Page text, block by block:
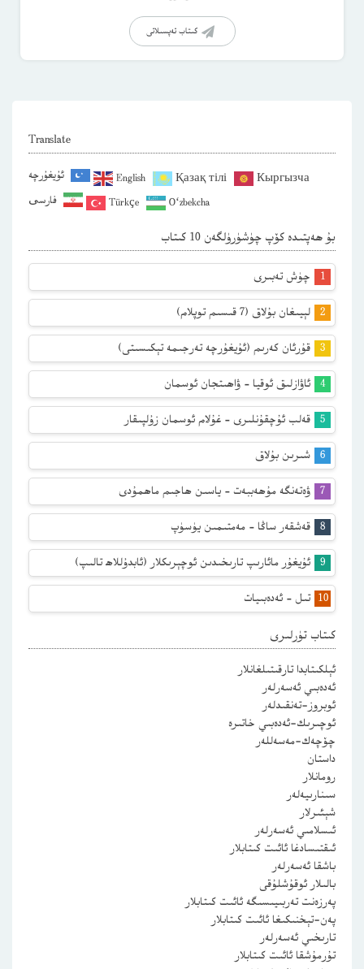
كىتاب تەپسىلاتى
Translate
ئۇيغۇرچە English Қазақ тілі
Кыргызча
فارسی
Türkçe O‘zbekcha
بۇ ھەپتىدە كۆپ چۈشۈرۈلگەن 10 كىتاب
چۈش تەبىرى
لېيىغان بۇلاق (7 قىسىم توپلام)
قۇرئان كەرىم (ئۇيغۇرچە تەرجىمە تېكىسىتى)
ئاۋازلىق ئوقيا – ۋاھىتجان ئوسمان
قەلب ئۇچقۇنلىرى – غۇلام ئوسمان زۇلپىقار
شىرىن بۇلاق
ۋەتەنگە مۇھەببەت – ياسىن ھاجىم ماھمۇدى
قەشقەر ساڭا – مەمتىمىن يۈسۈپ
ئۇيغۇر مائارىپ تارىخىدىن ئوچېرىكلار (ئابدۇللاھ تالىپ)
تىل – ئەدەبىيات
كىتاب تۈرلىرى
ئېلكىتابدا تارقىتىلغانلار
ئەدەبىي ئەسەرلەر
ئوبروز-تەنقىدلەر
ئوچىرىك-ئەدەبىي خاتىرە
چۆچەك-مەسەللەر
داستان
رومانلار
سىنارىيەلەر
شېئىرلار
ئىسلامىي ئەسەرلەر
ئىقتىسادغا ئائىت كىتابلار
باشقا ئەسەرلەر
بالىلار ئوقۇشلۇقى
پەرزەنت تەربىيىسىگە ئائىت كىتابلار
پەن-تېخنىكىغا ئائىت كىتابلار
تارىخىي ئەسەرلەر
تۇرمۇشقا ئائىت كىتابلار